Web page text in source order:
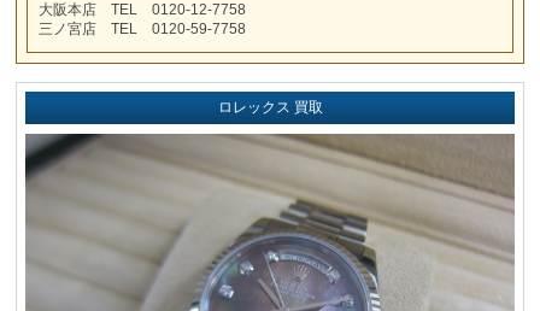
大阪本店 TEL 0120-12-7758
三ノ宮店 TEL 0120-59-7758
ロレックス 買取